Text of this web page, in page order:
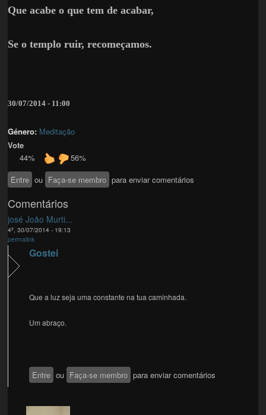
Que acabe o que tem de acabar,
Se o templo ruir, recomeçamos.
30/07/2014 - 11:00
Género: Meditação
Vote
44%
56%
Entre ou Faça-se membro para enviar comentários
Comentários
josé João Murti...
4ª, 30/07/2014 - 19:13
permalink
Gostei
Que a luz seja uma constante na tua caminhada.
Um abraço.
Entre ou Faça-se membro para enviar comentários